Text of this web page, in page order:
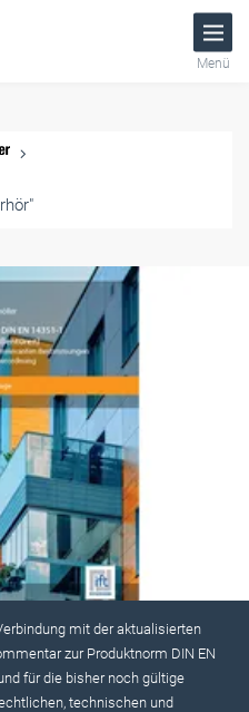
Menü
mit der aktualisierten
zur Produktnorm DIN EN
für die bisher noch gültige
technischen und